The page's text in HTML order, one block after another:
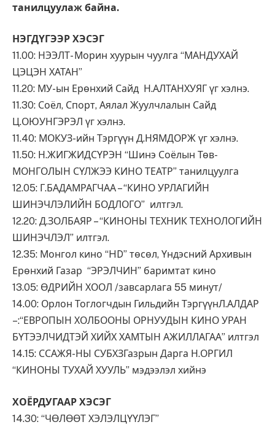
танилцуулаж байна.
НЭГДҮГЭЭР ХЭСЭГ
11.00: НЭЭЛТ- Морин хуурын чуулга “МАНДУХАЙ
ЦЭЦЭН ХАТАН”
11.20: МУ-ын Ерөнхий Сайд Н.АЛТАНХУЯГ үг хэлнэ.
11.30: Соёл, Спорт, Аялал Жуулчлалын Сайд
Ц.ОЮУНГЭРЭЛ үг хэлнэ.
11.40: МОКУЗ-ийн Тэргүүн Д.НЯМДОРЖ үг хэлнэ.
11.50: Н.ЖИГЖИДСҮРЭН “Шинэ Соёлын Төв-
МОНГОЛЫН СҮЛЖЭЭ КИНО ТЕАТР” танилцуулга
12.05: Г.БАДАМРАГЧАА – “КИНО УРЛАГИЙН
ШИНЭЧЛЭЛИЙН БОДЛОГО” илтгэл.
12.20: Д.ЗОЛБАЯР – “КИНОНЫ ТЕХНИК ТЕХНОЛОГИЙН
ШИНЭЧЛЭЛ” илтгэл.
12.35: Монгол кино “HD” төсөл, Үндэсний Архивын
Ерөнхий Газар “ЭРЭЛЧИН” баримтат кино
13.05: ӨДРИЙН ХООЛ /завсарлага 55 минут/
14.00: Орлон Тоглогчдын Гильдийн ТэргүүнЛ.АЛДАР
–:“ЕВРОПЫН ХОЛБООНЫ ОРНУУДЫН КИНО УРАН
БҮТЭЭЛЧИДТЭЙ ХИЙХ ХАМТЫН АЖИЛЛАГАА” илтгэл
14.15: ССАЖЯ-НЫ СУБХЗГазрын Дарга Н.ОРГИЛ
“КИНОНЫ ТУХАЙ ХУУЛЬ” мэдээлэл хийнэ
ХОЁРДУГААР ХЭСЭГ
14.30: “ЧӨЛӨӨТ ХЭЛЭЛЦҮҮЛЭГ”